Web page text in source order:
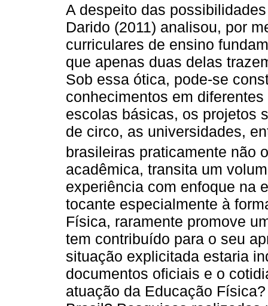
A despeito das
Darido (2011) analisou, por
curriculares de ensino
que apenas duas delas
Sob essa ótica, pode-se
conhecimentos em
escolas básicas, os projetos
de circo, as universidades,
brasileiras praticamente não
acadêmica, transita um
experiência com enfoque na
tocante especialmente à
Física, raramente promove
tem contribuído para o seu
situação explicitada estaria
documentos oficiais e o
atuação da Educação